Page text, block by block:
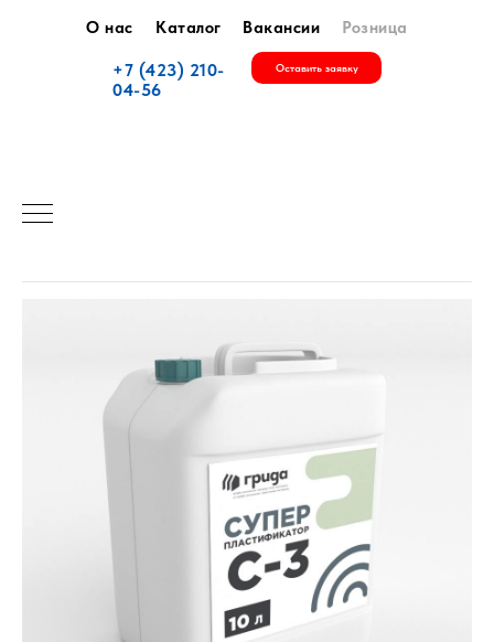
+7 (423) 210-
04-56
Оставить заявку
О нас Каталог Вакансии Розница